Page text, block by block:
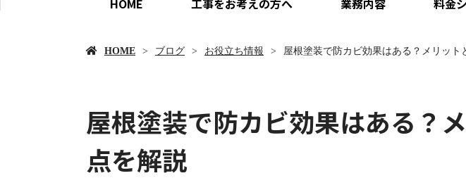
HOME 工事をお考えの方へ 業務内容 料金
HOME ブログ お役立ち情報 屋根塗装で防カビ効果はある？メリット
屋根塗装で防カビ効果はある？
点を解説